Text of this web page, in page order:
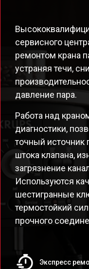
сервисного
ремонтом крана
устраняя течи,
давление пара.
Работа над
диагностики,
точный
штока клапана,
загрязнение
Используются
шестигранные
термостойкий
прочного
Экспресс